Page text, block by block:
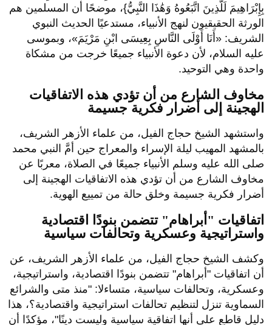
بِإِبْرَاهِيمَ لَلَّذِينَ اتَّبَعُوهُ وَهَٰذَا النَّبِيُّ}، موضحًا أن المسلمين هم
الورثة الحقيقيون لنهج الأنبياء، مستدعيًا الحديث النبوي
الشريف: «أَنَا أَوْلَى النَّاسِ بِعِيسَى ابْنِ مَرْيَمَ»، وبموسى
عليه السلام، لأن دعوة الأنبياء جميعًا خرجت من مشكاة
واحدة وهي التوحيد.
مخاوف الشارع من أن تؤدي هذه الاتفاقيات
الهجينة إلى أضرار فكرية جسيمة
واستشهد الشيخ حجاج الفيل، من علماء الأزهر الشريف،
بالمشهد المهيب ليلة الإسراء والمعراج حين أمَّ النبي محمد
صلى الله عليه وسلم الأنبياء جميعًا في الصلاة، معربًا عن
مخاوف الشارع من أن تؤدي هذه الاتفاقيات الهجينة إلى
أضرار فكرية جسيمة وخلق حالة من تمييع الهوية.
اتفاقيات "أبراهام" تتضمن بنودًا اقتصادية
واستراتيجية وعسكرية وتحالفات سياسية
وكشف الشيخ حجاج الفيل، من علماء الأزهر الشريف، عن
أن اتفاقيات "أبراهام" تتضمن بنودًا اقتصادية، واستراتيجية،
وعسكرية، وتحالفات سياسية، متساءلا: "منذ متى والشرائع
السماوية تنزل لتنظيم تحالفات استراتيجية واقتصادية؟، هذا
دليل قاطع على أنها اتفاقية سياسية وليست دينًا"، مؤكدًا أن